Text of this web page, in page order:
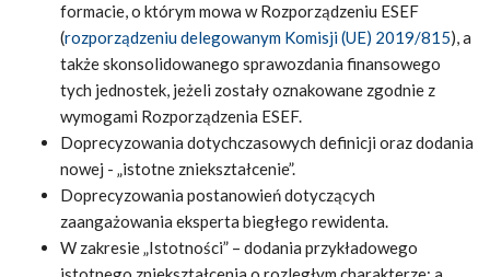
formacie, o którym mowa w Rozporządzeniu ESEF
(rozporządzeniu delegowanym Komisji (UE) 2019/815), a
także skonsolidowanego sprawozdania finansowego
tych jednostek, jeżeli zostały oznakowane zgodnie z
wymogami Rozporządzenia ESEF.
Doprecyzowania dotychczasowych definicji oraz dodania
nowej - „istotne zniekształcenie”.
Doprecyzowania postanowień dotyczących
zaangażowania eksperta biegłego rewidenta.
W zakresie „Istotności” – dodania przykładowego